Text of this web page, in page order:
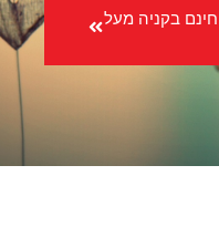
בקניה מעל